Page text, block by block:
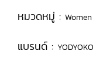
หมวดหมู่ : Women
แบรนด์ : YODYOKO